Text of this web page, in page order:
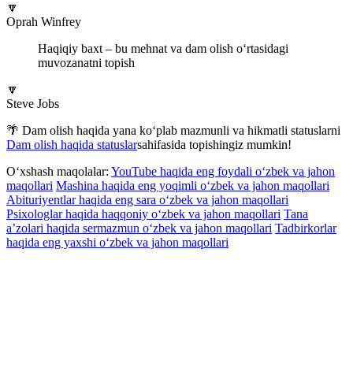
🔽
Oprah Winfrey
Haqiqiy baxt – bu mehnat va dam olish o‘rtasidagi
muvozanatni topish
🔽
Steve Jobs
🌴 Dam olish haqida yana ko‘plab mazmunli va hikmatli statuslarni
Dam olish haqida statuslarsahifasida topishingiz mumkin!
O‘xshash maqolalar: YouTube haqida eng foydali o‘zbek va jahon
maqollari Mashina haqida eng yoqimli o‘zbek va jahon maqollari
Abituriyentlar haqida eng sara o‘zbek va jahon maqollari
Psixologlar haqida haqqoniy o‘zbek va jahon maqollari Tana
a’zolari haqida sermazmun o‘zbek va jahon maqollari Tadbirkorlar
haqida eng yaxshi o‘zbek va jahon maqollari